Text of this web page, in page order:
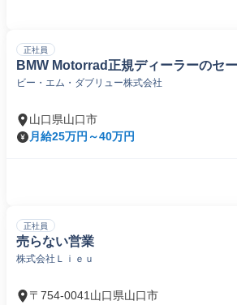
正社員
BMW Motorrad正規ディーラーのセ
ビー・エム・ダブリュー株式会社
山口県山口市
月給25万円～40万円
正社員
売らない営業
株式会社Ｌｉｅｕ
〒754-0041山口県山口市